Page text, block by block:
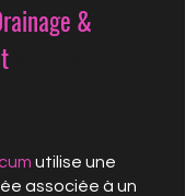
&
utilise une
associée à un